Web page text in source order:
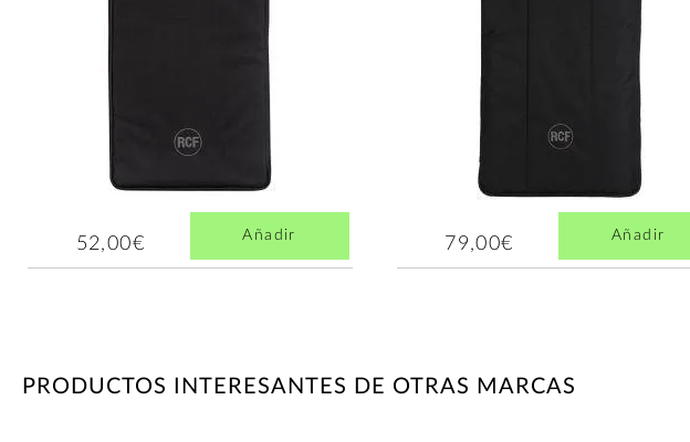
52,00€ Añadir 79,00€ Añadir
PRODUCTOS INTERESANTES DE OTRAS MARCAS